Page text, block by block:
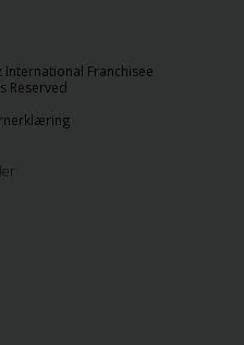
Franchisee
Reserved